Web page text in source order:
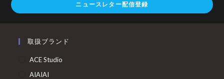
ニュースレター配信登録
取扱ブランド
ACE Studio
AIAIAI